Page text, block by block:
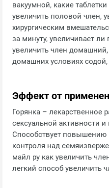
вакуумной, какие
увеличить половой член,
хирургическим
за минуту, увеличивает ли
увеличить член домашний,
домашних условиях
Эффект от
Горянка – лекарственное
сексуальной активности
Способствует повышению
контроля над
майл ру как увеличить
легкий способ увеличить